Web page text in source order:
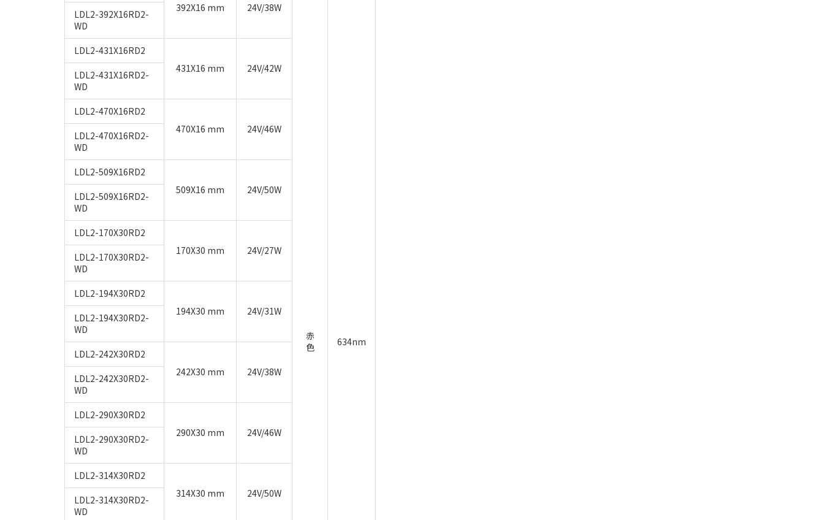
赤
色
634nm
392X16 mm
24V/38W
LDL2-392X16RD2-
WD
LDL2-431X16RD2
431X16 mm
24V/42W
LDL2-431X16RD2-
WD
LDL2-470X16RD2
470X16 mm
24V/46W
LDL2-470X16RD2-
WD
LDL2-509X16RD2
509X16 mm
24V/50W
LDL2-509X16RD2-
WD
LDL2-170X30RD2
170X30 mm
24V/27W
LDL2-170X30RD2-
WD
LDL2-194X30RD2
194X30 mm
24V/31W
LDL2-194X30RD2-
WD
LDL2-242X30RD2
242X30 mm
24V/38W
LDL2-242X30RD2-
WD
LDL2-290X30RD2
290X30 mm
24V/46W
LDL2-290X30RD2-
WD
LDL2-314X30RD2
314X30 mm
24V/50W
LDL2-314X30RD2-
WD